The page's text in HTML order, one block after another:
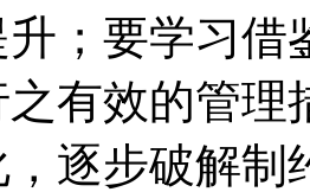
；要学习
有效的管理
逐步破解制